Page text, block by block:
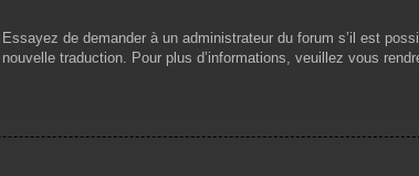
de demander à un administrateur du forum s’il est
traduction. Pour plus d’informations, veuillez vous